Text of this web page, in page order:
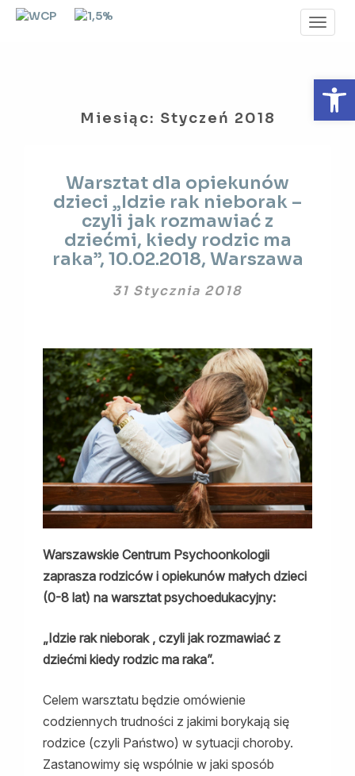
Miesiąc: Styczeń 2018
dla
opiekunów
dzieci
„Idzie
rak
nieborak
–
z
dziećmi,
kiedy
rodzic
ma
raka”,
10.02.2018,
Warszawa
Warsztat dla opiekunów
dzieci „Idzie rak nieborak –
czyli jak rozmawiać z
dziećmi, kiedy rodzic ma
raka”, 10.02.2018, Warszawa
31 Stycznia 2018
Warszawskie Centrum Psychoonkologii
zaprasza rodziców i opiekunów małych dzieci
(0-8 lat) na warsztat psychoedukacyjny:
„Idzie rak nieborak , czyli jak rozmawiać z
dziećmi kiedy rodzic ma raka”.
Celem warsztatu będzie omówienie
codziennych trudności z jakimi borykają się
rodzice (czyli Państwo) w sytuacji choroby.
Zastanowimy się wspólnie w jaki sposób